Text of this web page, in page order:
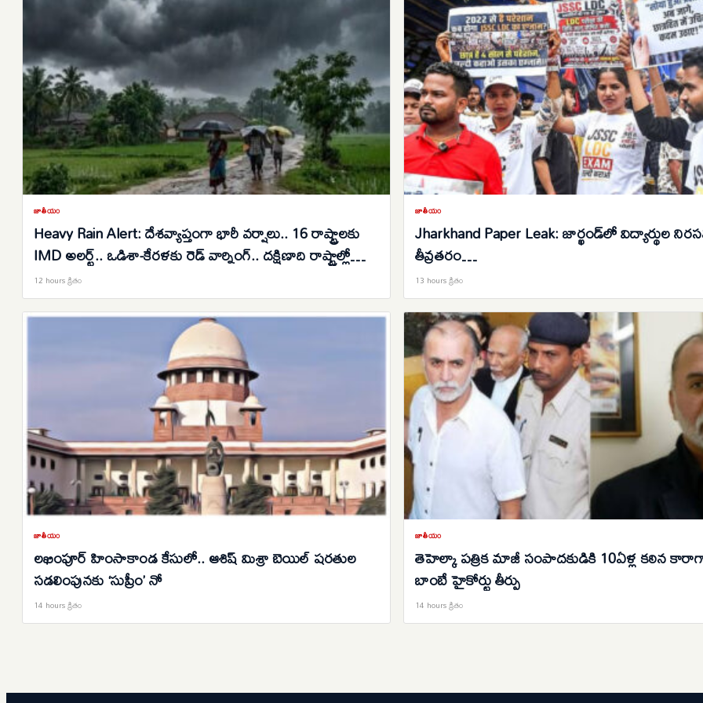
జాతీయం
Heavy Rain Alert: దేశవ్యాప్తంగా భారీ వర్షాలు.. 16 రాష్ట్రాలకు
IMD అలర్ట్.. ఒడిశా-కేరళకు రెడ్ వార్నింగ్.. దక్షిణాది రాష్ట్రాల్లో
ఉరుములతో కూడిన వానలు..
12 hours క్రితం
జాతీయం
Jharkhand Paper Leak: జార్ఖండ్‌లో విద్యార్థుల
తీవ్రతరం…
13 hours క్రితం
జాతీయం
లఖింపూర్ హింసాకాండ కేసులో.. ఆశిష్ మిశ్రా బెయిల్ షరతుల
సడలింపునకు ‘సుప్రీం’ నో
14 hours క్రితం
జాతీయం
తెహెల్కా పత్రిక మాజీ సంపాదకుడికి 10ఏళ్ల కఠిన
బాంబే హైకోర్టు తీర్పు
14 hours క్రితం